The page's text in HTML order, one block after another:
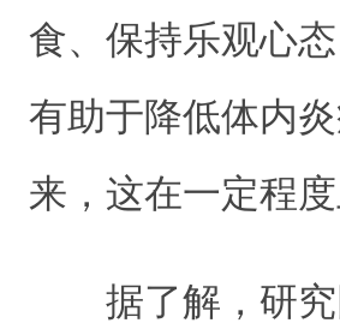
食、保持乐观心
有助于降低体内
来，这在一定程
据了解，研究